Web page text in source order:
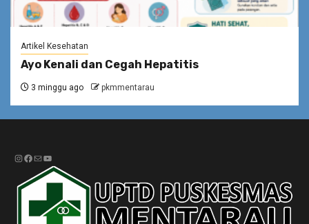
Artikel Kesehatan
Ayo Kenali dan Cegah Hepatitis
3 minggu ago pkmmentarau
Instagram
Facebook
MailYouTube